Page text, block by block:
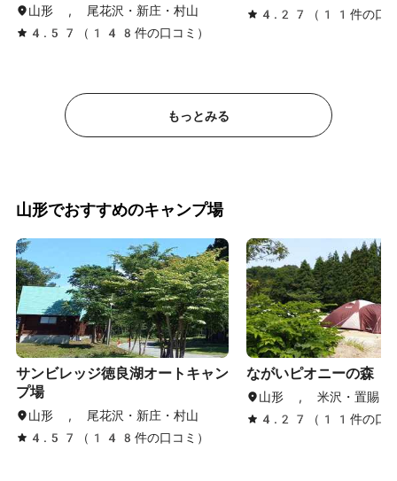
山形 , 尾花沢・新庄・村山
4.57（148件の口コミ）
4.27（11件の口コ
もっとみる
山形でおすすめのキャンプ場
サンビレッジ徳良湖オートキャン
プ場
山形 , 尾花沢・新庄・村山
4.57（148件の口コミ）
ながいピオニーの森
山形 , 米沢・置賜
4.27（11件の口コ